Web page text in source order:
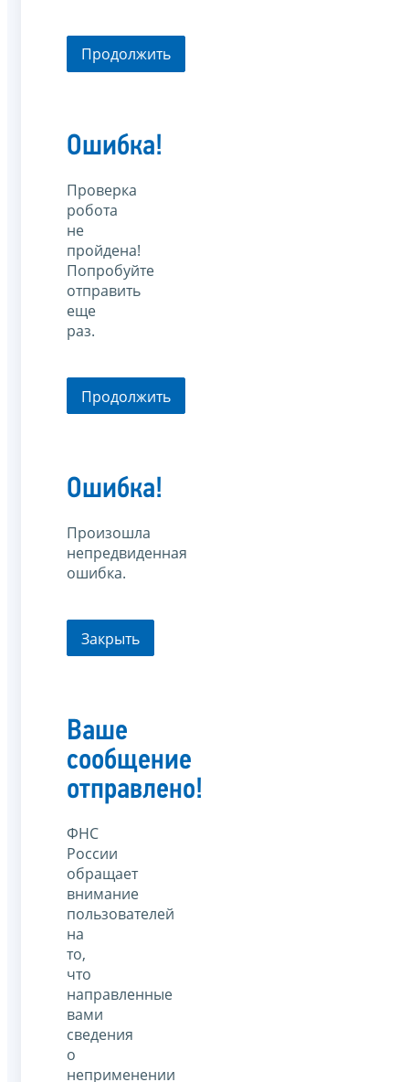
Продолжить
Ошибка!
Проверка
робота
не
пройдена!
Попробуйте
отправить
еще
раз.
Продолжить
Ошибка!
Произошла
непредвиденная
ошибка.
Закрыть
Ваше
сообщение
отправлено!
ФНС
России
обращает
внимание
пользователей
на
то,
что
направленные
вами
сведения
о
неприменении